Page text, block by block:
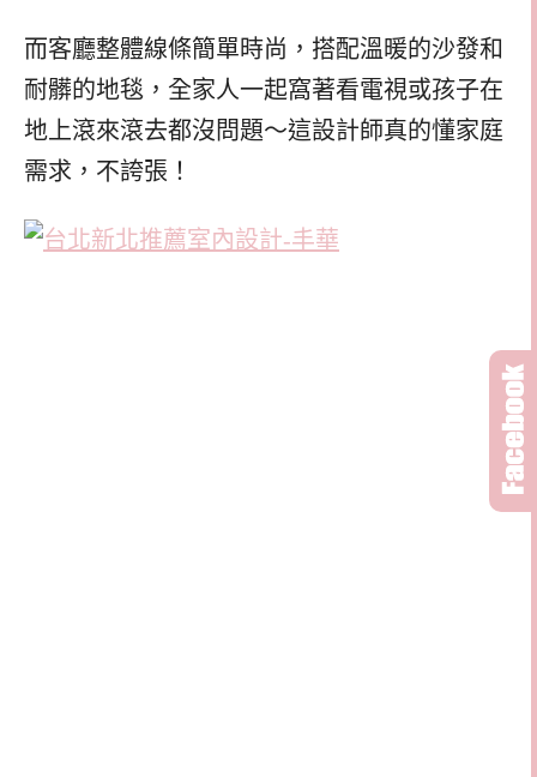
而客廳整體線條簡單時尚，搭配溫暖的沙發和
耐髒的地毯，全家人一起窩著看電視或孩子在
地上滾來滾去都沒問題～這設計師真的懂家庭
需求，不誇張！